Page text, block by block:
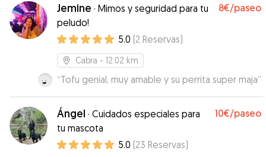
Jemine · Mimos y seguridad para tu
peludo!
8€/paseo
5.0 (2 Reservas)
Cabra - 12.02 km
“Tofu genial, muy amable y su perrita super maja”
Ángel · Cuidados especiales para
tu mascota
10€/paseo
5.0 (23 Reservas)